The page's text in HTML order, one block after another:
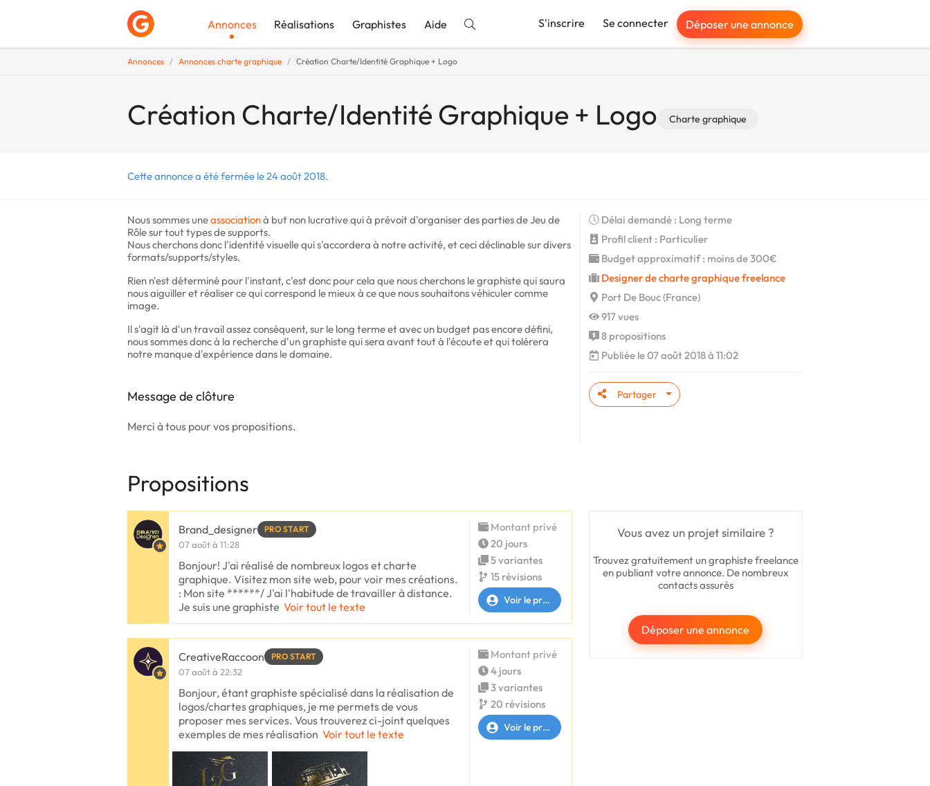
Annonces Réalisations Graphistes Aide S'inscrire Se connecter Déposer une annonce
Annonces Annonces charte graphique Création Charte/Identité Graphique + Logo
Création Charte/Identité Graphique + Logo Charte graphique
Cette annonce a été fermée le 24 août 2018.
Nous sommes uneassociationà but non lucrative qui à prévoit d'organiser des parties de Jeu de
Rôle sur tout types de supports.
Nous cherchons donc l'identité visuelle qui s'accordera à notre activité, et ceci déclinable sur divers
formats/supports/styles.
Rien n'est déterminé pour l'instant, c'est donc pour cela que nous cherchons le graphiste qui saura
nous aiguiller et réaliser ce qui correspond le mieux à ce que nous souhaitons véhiculer comme
image.
Il s'agit là d'un travail assez conséquent, sur le long terme et avec un budget pas encore défini,
nous sommes donc à la recherche d'un graphiste qui sera avant tout à l'écoute et qui tolérera
notre manque d'expérience dans le domaine.
Message de clôture
Merci à tous pour vos propositions.
Délai demandé : Long terme
Profil client : Particulier
Budget approximatif : moins de 300€
Designer de charte graphique freelance
Port De Bouc (France)
917 vues
8 propositions
Publiée le 07 août 2018 à 11:02
Partager
Propositions
Vous avez un projet similaire ?
Trouvez gratuitement un graphiste freelance
en publiant votre annonce. De nombreux
contacts assurés
Déposer une annonce
Brand_designer PRO START
07 août à 11:28
Bonjour! J'ai réalisé de nombreux logos et charte
graphique. Visitez mon site web, pour voir mes créations.
: Mon site ******/ J'ai l'habitude de travailler à distance.
Je suis une graphiste Voir tout le texte
Montant privé
20 jours
5 variantes
15 révisions
Voir le profil
CreativeRaccoon PRO START
07 août à 22:32
Bonjour, étant graphiste spécialisé dans la réalisation de
logos/chartes graphiques, je me permets de vous
proposer mes services. Vous trouverez ci-joint quelques
exemples de mes réalisation Voir tout le texte
Montant privé
4 jours
3 variantes
20 révisions
Voir le profil